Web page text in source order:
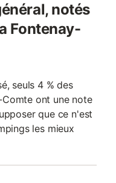
notés
Fontenay-
seuls 4 % des
ont une note
que ce n'est
les mieux